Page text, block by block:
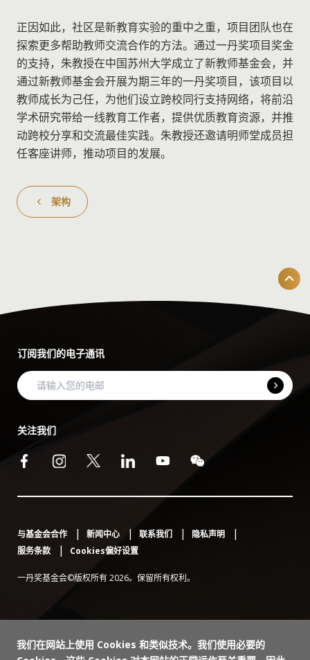
正因如此，社区是新教育实验的重中之重，项目团队也在
探索更多帮助教师交流合作的方法。通过一丹奖项目奖金
的支持，朱教授在中国苏州大学成立了新教师基金会，并
通过新教师基金会开展为期三年的一丹奖项目，该项目以
教师成长为己任，为他们设立跨校同行支持网络，将前沿
学术研究带给一线教育工作者，提供优质教育资源，并推
动跨校分享和交流最佳实践。朱教授还邀请明师堂成员担
任客座讲师，推动项目的发展。
架构
订阅我们的电子通讯
关注我们
与基金会合作 新闻中心 联系我们
隐私声明
服务条款
Cookies偏好设置
一丹奖基金会©版权所有 2026。保留所有权利。
我们在网站上使用 Cookies 和类似技术。我们使用必要的